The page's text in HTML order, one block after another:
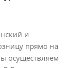
и
прямо на
осуществляем